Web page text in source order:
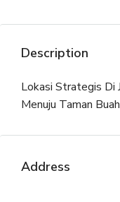
Description
Lokasi Strategis Di
Menuju Taman
Address